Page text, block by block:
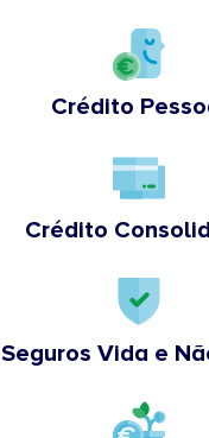
Crédito
Crédito
Seguros Vida e